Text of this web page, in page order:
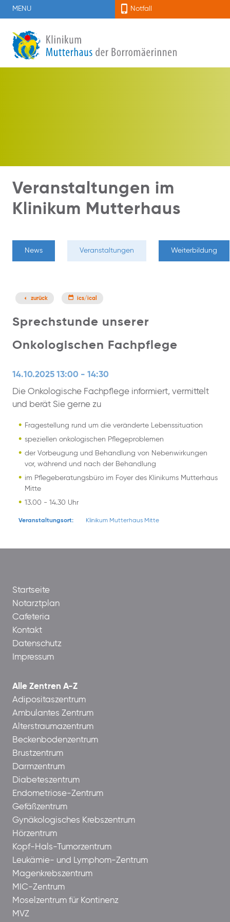
MENU Notfall
Veranstaltungen im
Klinikum Mutterhaus
News Veranstaltungen Weiterbildung
Sprechstunde unserer
Onkologischen Fachpflege
14.10.2025 13:00 - 14:30
Die Onkologische Fachpflege informiert, vermittelt
und berät Sie gerne zu
Fragestellung rund um die veränderte Lebenssituation
speziellen onkologischen Pflegeproblemen
der Vorbeugung und Behandlung von Nebenwirkungen
vor, während und nach der Behandlung
im Pflegeberatungsbüro im Foyer des Klinikums Mutterhaus
Mitte
13.00 - 14.30 Uhr
Veranstaltungsort: Klinikum Mutterhaus Mitte
zurück ics/ical
Startseite
Notarztplan
Cafeteria
Kontakt
Datenschutz
Impressum
Alle Zentren A-Z
Adipositaszentrum
Ambulantes Zentrum
Alterstraumazentrum
Beckenbodenzentrum
Brustzentrum
Darmzentrum
Diabeteszentrum
Endometriose-Zentrum
Gefäßzentrum
Gynäkologisches Krebszentrum
Hörzentrum
Kopf-Hals-Tumorzentrum
Leukämie- und Lymphom-Zentrum
Magenkrebszentrum
MIC-Zentrum
Moselzentrum für Kontinenz
MVZ